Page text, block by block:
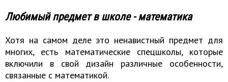
Любимый предмет в школе - математика
Хотя на самом деле это ненавистный предмет для
многих, есть математические спецшколы, которые
включили в свой дизайн различные особенности,
связанные с математикой.